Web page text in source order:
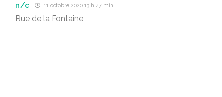
n/c 11 octobre 2020 13 h 47 min
Rue de la Fontaine